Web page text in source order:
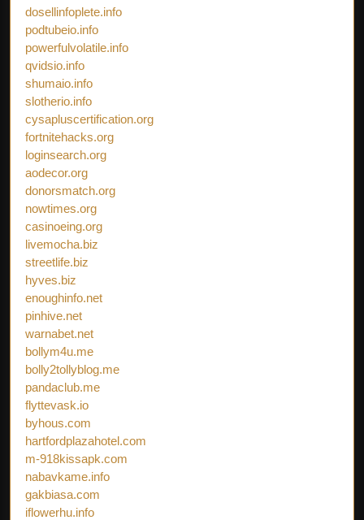
dosellinfoplete.info
podtubeio.info
powerfulvolatile.info
qvidsio.info
shumaio.info
slotherio.info
cysapluscertification.org
fortnitehacks.org
loginsearch.org
aodecor.org
donorsmatch.org
nowtimes.org
casinoeing.org
livemocha.biz
streetlife.biz
hyves.biz
enoughinfo.net
pinhive.net
warnabet.net
bollym4u.me
bolly2tollyblog.me
pandaclub.me
flyttevask.io
byhous.com
hartfordplazahotel.com
m-918kissapk.com
nabavkame.info
gakbiasa.com
iflowerhu.info